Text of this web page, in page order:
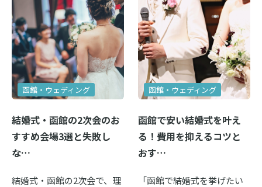
函館・ウェディング
結婚式・函館の2次会のお
すすめ会場3選と失敗し
な…
結婚式・函館の2次会で、理
函館・ウェディング
函館で安い結婚式を叶え
る！費用を抑えるコツと
おす…
「函館で結婚式を挙げたい